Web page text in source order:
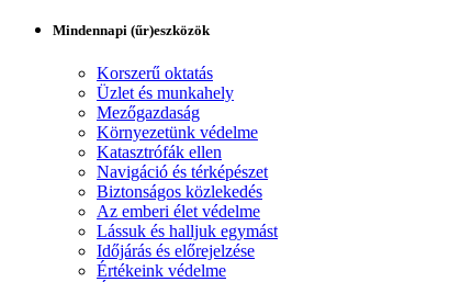
Mindennapi (űr)eszközök
Korszerű oktatás
Üzlet és munkahely
Mezőgazdaság
Környezetünk védelme
Katasztrófák ellen
Navigáció és térképészet
Biztonságos közlekedés
Az emberi élet védelme
Lássuk és halljuk egymást
Időjárás és előrejelzése
Értékeink védelme